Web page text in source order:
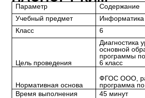
Параметр
Содержание
Учебный предмет
Информатика
Класс
6
Цель проведения
Диагностика
основной
программы
6 класс
Нормативная основа
ФГОС ООО,
программа
Время выполнения
45 минут